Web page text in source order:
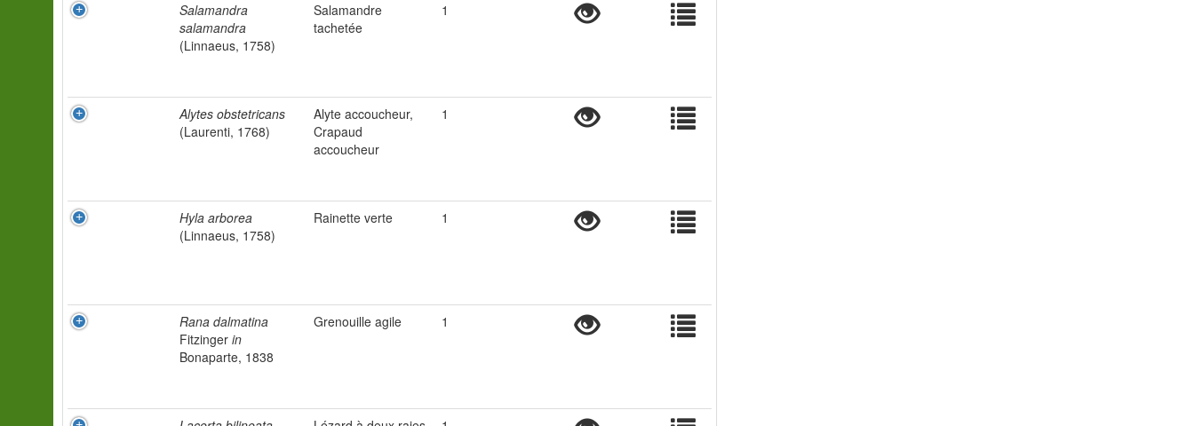
Salamandra
salamandra
(Linnaeus, 1758)
Salamandre
tachetée
1
Alytes obstetricans
(Laurenti, 1768)
Alyte accoucheur,
Crapaud
accoucheur
1
Hyla arborea
(Linnaeus, 1758)
Rainette verte 1
Rana dalmatina
Fitzinger in
Bonaparte, 1838
Grenouille agile 1